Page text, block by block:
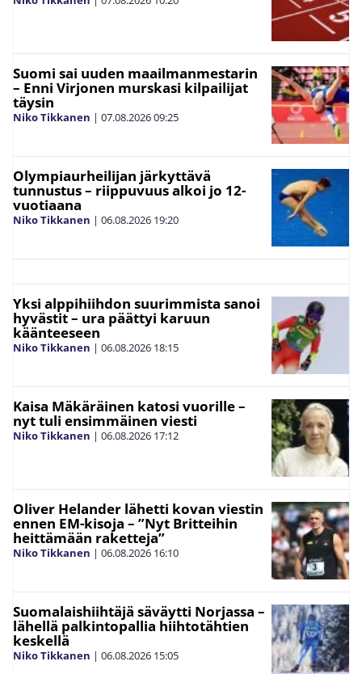
Suomi sai uuden maailmanmestarin
– Enni Virjonen murskasi kilpailijat
täysin
Niko Tikkanen | 07.08.202609:25
Olympiaurheilijan järkyttävä
tunnustus – riippuvuus alkoi jo 12-
vuotiaana
Niko Tikkanen | 06.08.2026 19:20
Yksi alppihiihdon suurimmista sanoi
hyvästit – ura päättyi karuun
käänteeseen
Niko Tikkanen | 06.08.2026 18:15
Kaisa Mäkäräinen katosi vuorille –
nyt tuli ensimmäinen viesti
Niko Tikkanen | 06.08.2026 17:12
Oliver Helander lähetti kovan viestin
ennen EM-kisoja – ”Nyt Britteihin
heittämään raketteja”
Niko Tikkanen | 06.08.2026 16:10
Suomalaishiihtäjä säväytti Norjassa –
lähellä palkintopallia hiihtotähtien
keskellä
Niko Tikkanen | 06.08.2026 15:05